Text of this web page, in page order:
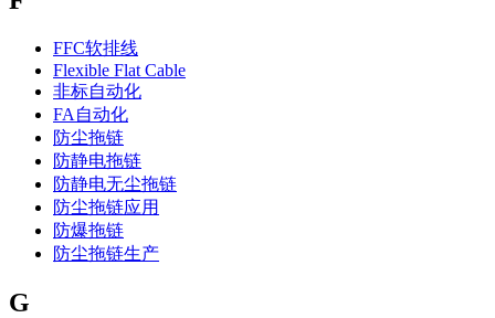
FFC软排线
Flexible Flat Cable
非标自动化
FA自动化
防尘拖链
防静电拖链
防静电无尘拖链
防尘拖链应用
防爆拖链
防尘拖链生产
G